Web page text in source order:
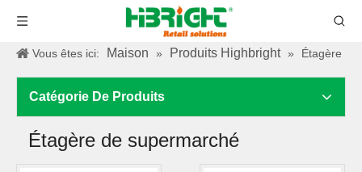
Vous êtes ici: Maison » Produits Highbright » Étagère
Catégorie De Produits
Étagère de supermarché